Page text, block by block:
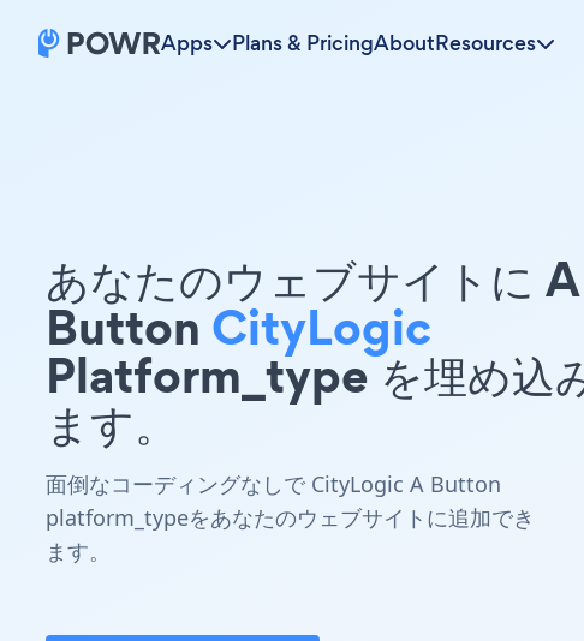
Apps Plans & PricingAboutResources
あなたのウェブサイトに A
Button CityLogic
Platform_type を埋め込
ます。
面倒なコーディングなしで CityLogic A Button
platform_typeをあなたのウェブサイトに追加でき
ます。